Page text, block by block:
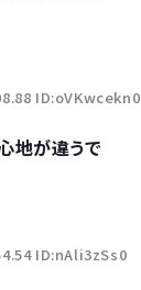
ID:oVKwcekn0
地が違うで
ID:nAli3zSs0